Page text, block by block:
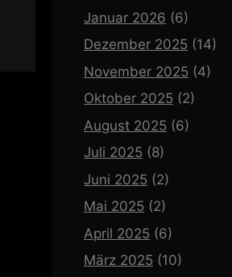
Januar 2026 (6)
Dezember 2025 (14)
November 2025 (4)
Oktober 2025 (2)
August 2025 (6)
Juli 2025 (8)
Juni 2025 (2)
Mai 2025 (2)
April 2025 (6)
März 2025 (10)